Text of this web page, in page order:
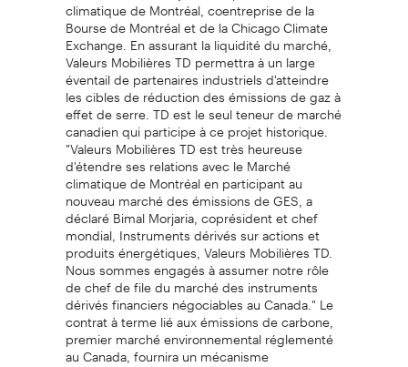
Bourse de Montréal et de la Chicago Climate
Exchange. En assurant la liquidité du marché,
Valeurs Mobilières TD permettra à un large
éventail de partenaires industriels d'atteindre
les cibles de réduction des émissions de gaz à
effet de serre. TD est le seul teneur de marché
canadien qui participe à ce projet historique.
"Valeurs Mobilières TD est très heureuse
d'étendre ses relations avec le Marché
climatique de Montréal en participant au
nouveau marché des émissions de GES, a
déclaré Bimal Morjaria, coprésident et chef
mondial, Instruments dérivés sur actions et
produits énergétiques, Valeurs Mobilières TD.
Nous sommes engagés à assumer notre rôle
de chef de file du marché des instruments
dérivés financiers négociables au Canada." Le
contrat à terme lié aux émissions de carbone,
premier marché environnemental réglementé
au Canada, fournira un mécanisme